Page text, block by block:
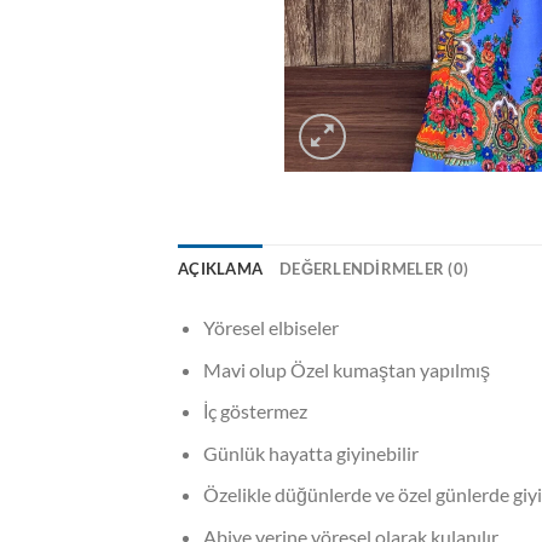
AÇIKLAMA DEĞERLENDIRMELER (0)
Yöresel elbiseler
Mavi olup Özel kumaştan yapılmış
İç göstermez
Günlük hayatta giyinebilir
Özelikle düğünlerde ve özel günlerde
Abiye yerine yöresel olarak kulanılır